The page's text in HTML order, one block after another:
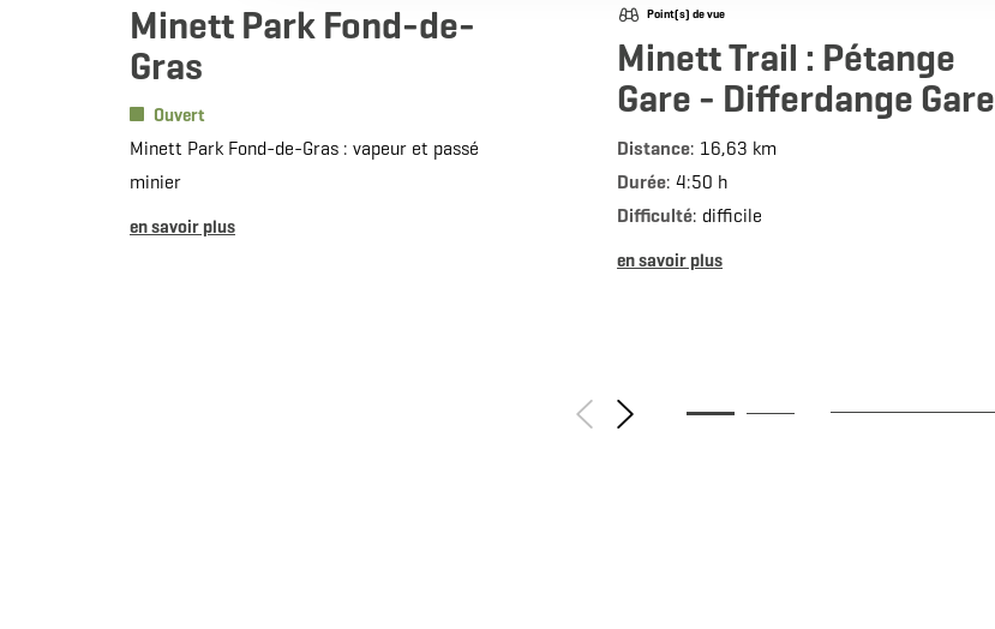
Minett Park Fond-de-
Gras
Ouvert
Minett Park Fond-de-Gras : vapeur et passé
minier
en savoir plus
Point(s) de vue
Minett Trail : Pétange
Gare - Differdange Gare
Distance: 16,63 km
Durée: 4:50 h
Difficulté: difficile
en savoir plus